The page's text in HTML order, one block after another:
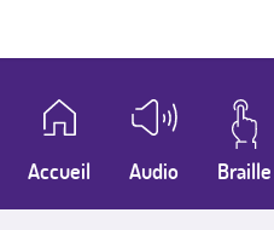
Accueil Audio Braille